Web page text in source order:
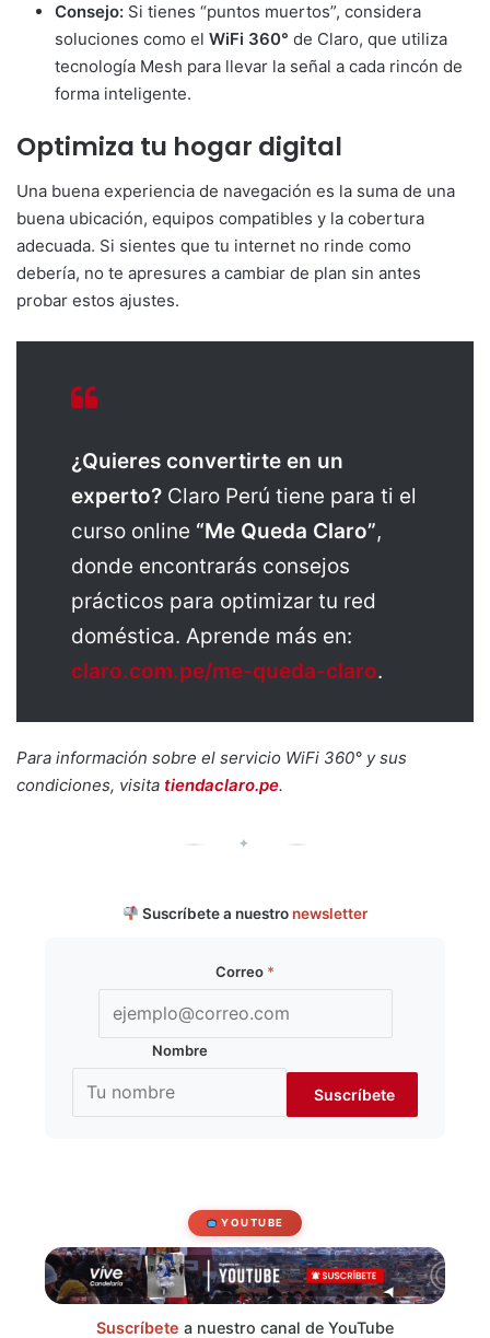
Consejo: Si tienes “puntos muertos”, considera
soluciones como el WiFi 360° de Claro, que utiliza
tecnología Mesh para llevar la señal a cada rincón de
forma inteligente.
Optimiza tu hogar digital
Una buena experiencia de navegación es la suma de una
buena ubicación, equipos compatibles y la cobertura
adecuada. Si sientes que tu internet no rinde como
debería, no te apresures a cambiar de plan sin antes
probar estos ajustes.
¿Quieres convertirte en un
experto? Claro Perú tiene para ti el
curso online “Me Queda Claro”,
donde encontrarás consejos
prácticos para optimizar tu red
doméstica. Aprende más en:
claro.com.pe/me-queda-claro.
Para información sobre el servicio WiFi 360° y sus
condiciones, visita tiendaclaro.pe.
✦
Suscríbete a nuestro newsletter
Correo *
Nombre
YOUTUBE
Suscríbete a nuestro canal de YouTube